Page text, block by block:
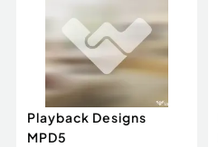
Playback Designs
MPD5